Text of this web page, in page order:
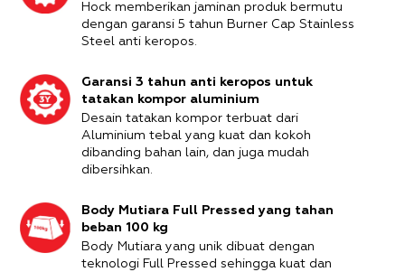
Hock memberikan jaminan produk bermutu
dengan garansi 5 tahun Burner Cap Stainless
Steel anti keropos.
Garansi 3 tahun anti keropos untuk
tatakan kompor aluminium
Desain tatakan kompor terbuat dari
Aluminium tebal yang kuat dan kokoh
dibanding bahan lain, dan juga mudah
dibersihkan.
Body Mutiara Full Pressed yang tahan
beban 100 kg
Body Mutiara yang unik dibuat dengan
teknologi Full Pressed sehingga kuat dan